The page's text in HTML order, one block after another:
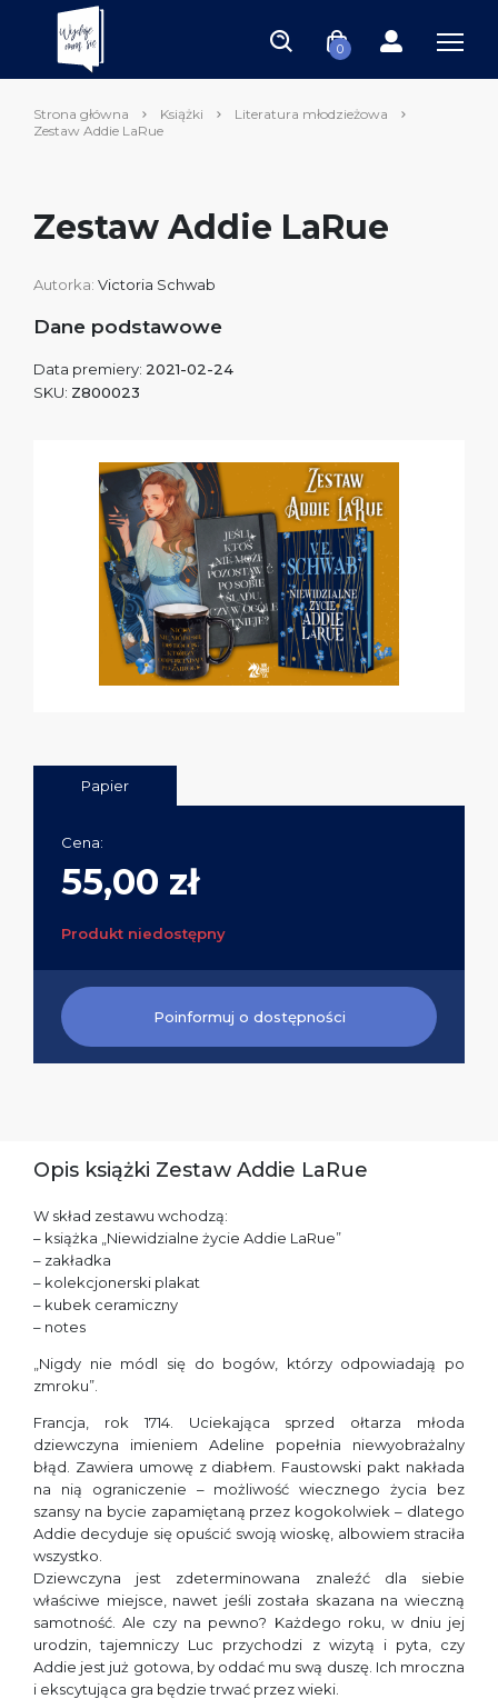
0
Strona główna Książki
Literatura młodzieżowa
Zestaw Addie LaRue
Zestaw Addie LaRue
Autorka: Victoria Schwab
Dane podstawowe
Data premiery: 2021-02-24
SKU: Z800023
Papier
Cena:
55,00 zł
Produkt niedostępny
Poinformuj o dostępności
Opis książki Zestaw Addie LaRue
W skład zestawu wchodzą:
– książka „Niewidzialne życie Addie LaRue”
– zakładka
– kolekcjonerski plakat
– kubek ceramiczny
– notes
„Nigdy nie módl się do bogów, którzy odpowiadają po
zmroku”.
Francja, rok 1714. Uciekająca sprzed ołtarza młoda
dziewczyna imieniem Adeline popełnia niewyobrażalny
błąd. Zawiera umowę z diabłem. Faustowski pakt nakłada
na nią ograniczenie – możliwość wiecznego życia bez
szansy na bycie zapamiętaną przez kogokolwiek – dlatego
Addie decyduje się opuścić swoją wioskę, albowiem straciła
wszystko.
Dziewczyna jest zdeterminowana znaleźć dla siebie
właściwe miejsce, nawet jeśli została skazana na wieczną
samotność. Ale czy na pewno? Każdego roku, w dniu jej
urodzin, tajemniczy Luc przychodzi z wizytą i pyta, czy
Addie jest już gotowa, by oddać mu swą duszę. Ich mroczna
i ekscytująca gra będzie trwać przez wieki.